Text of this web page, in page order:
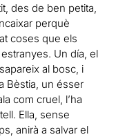
des de ben petita,
perquè
coses que els
Un día, el
al bosc, i
Bèstia, un ésser
com cruel, l’ha
Ella, sense
anirà a salvar el